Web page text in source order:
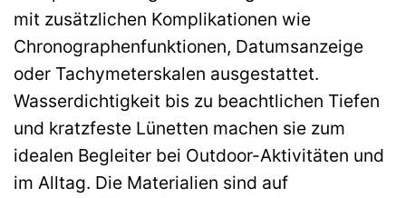
mit zusätzlichen Komplikationen wie
Chronographenfunktionen, Datumsanzeige
oder Tachymeterskalen ausgestattet.
Wasserdichtigkeit bis zu beachtlichen Tiefen
und kratzfeste Lünetten machen sie zum
idealen Begleiter bei Outdoor-Aktivitäten und
im Alltag. Die Materialien sind auf